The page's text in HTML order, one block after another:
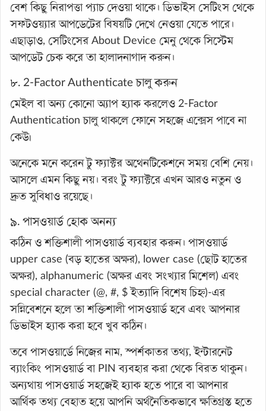
বেশ কিছু নিরাপত্তা প্যাচ দেওয়া থাকে। ডিভাইস সেটিংস থেকে
সফটওয়্যার আপডেটের বিষয়টি দেখে নেওয়া যেতে পারে।
এছাড়াও, সেটিংসের About Device মেনু থেকে সিস্টেম
আপডেট চেক করে তা হালাদনাগাদ করুন।
৮. 2-Factor Authenticate চালু করুন
মেইল বা অন্য কোনো অ্যাপ হ্যাক করলেও 2-Factor
Authentication চালু থাকলে ফোনে সহজে এক্সেস পাবে না
কেউ৷
অনেকে মনে করেন টু ফ্যাক্টর অথেনটিকেশনে সময় বেশি নেয়।
আসলে এমন কিছু নয়। বরং টু ফ্যাক্টরে এখন আরও নতুন ও
দ্রুত সুবিধাও রয়েছে।
৯. পাসওয়ার্ড হোক অনন্য
কঠিন ও শক্তিশালী পাসওয়ার্ড ব্যবহার করুন। পাসওয়ার্ড
upper case (বড় হাতের অক্ষর), lower case (ছোট হাতের
অক্ষর), alphanumeric (অক্ষর এবং সংখ্যার মিশেল) এবং
special character (@, #, $ ইত্যাদি বিশেষ চিহ্ন)-এর
সন্নিবেশনে হলে তা শক্তিশালী পাসওয়ার্ড হবে এবং আপনার
ডিভাইস হ্যাক করা হবে খুব কঠিন।
তবে পাসওয়ার্ডে নিজের নাম, স্পর্শকাতর তথ্য, ইন্টারনেট
ব্যাংকিং পাসওয়ার্ড বা PIN ব্যবহার করা থেকে বিরত থাকুন।
অন্যথায় পাসওয়ার্ড সহজেই হ্যাক হতে পারে বা আপনার
আর্থিক তথ্য বেহাত হয়ে আপনি অর্থনৈতিকভাবে ক্ষতিগ্রস্ত হতে